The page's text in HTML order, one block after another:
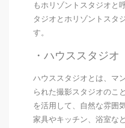
もホリゾントスタジオと
タジオとホリゾントスタ
す。
・ハウススタジオ
ハウススタジオとは、マ
られた撮影スタジオのこ
を活用して、自然な雰囲
家具やキッチン、浴室な